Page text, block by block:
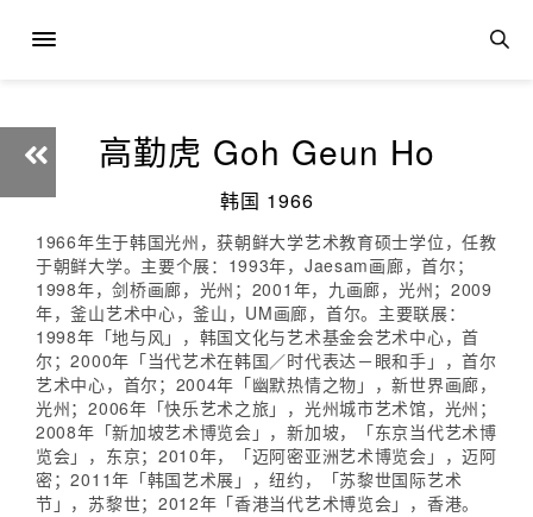
高勤虎 Goh Geun Ho
韩国 1966
1966年生于韩国光州，获朝鲜大学艺术教育硕士学位，任教
于朝鲜大学。主要个展：1993年，Jaesam画廊，首尔；
1998年，剑桥画廊，光州；2001年，九画廊，光州；2009
年，釜山艺术中心，釜山，UM画廊，首尔。主要联展：
1998年「地与风」，韩国文化与艺术基金会艺术中心，首
尔；2000年「当代艺术在韩国／时代表达－眼和手」，首尔
艺术中心，首尔；2004年「幽默热情之物」，新世界画廊，
光州；2006年「快乐艺术之旅」，光州城市艺术馆，光州；
2008年「新加坡艺术博览会」，新加坡，「东京当代艺术博
览会」，东京；2010年，「迈阿密亚洲艺术博览会」，迈阿
密；2011年「韩国艺术展」，纽约，「苏黎世国际艺术
节」，苏黎世；2012年「香港当代艺术博览会」，香港。